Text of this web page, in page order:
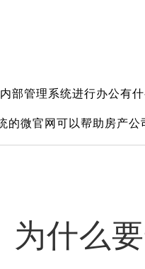
部管理系统进行办公有什
的微官网可以帮助房产公
为什么